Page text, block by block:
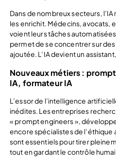
Dans de nombreux secteurs,
les enrichit. Médecins, avocats,
voient leurs tâches
permet de se concentrer sur
ajoutée. L’IA devient un
Nouveaux métiers :
IA, formateur IA
L’essor de l’intelligence
inédites. Les entreprises
« prompt engineers »,
encore spécialistes de
sont essentiels pour tirer
tout en gardant le contrôle